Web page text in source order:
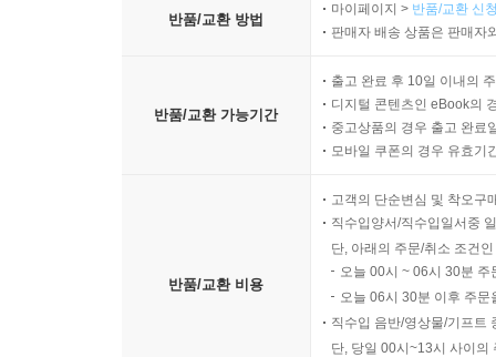
이를 극복하여 심도 깊은 분석을 하기 위함이
2070년과 같이 고령화된 인구구조에서 DB형
규모는 GDP 대비 8.8%에 달할 것으로 추정된
DB형 연금제도에 비해 심화될 수 있는 단점도
이자율은 하락하고 임금률은 상승하여 은퇴연령
따라서 DB형의 재정지원 일부를 DC형 연금
혼합방안도 고려할 수 있다. 혼합방안을 고려할
상황에서는 부과방식 연금이 장기적으로 비효율
반품/교환 방법
마이페이지 > 반품/교환 신
판매자 배송 상품은 판매자
반품/교환 가능기간
출고 완료 후 10일 이내의
디지털 콘텐츠인 eBook의
중고상품의 경우 출고 완료
모바일 쿠폰의 경우 유효기
반품/교환 비용
고객의 단순변심 및 착오구
직수입양서/직수입일서중
단, 아래의 주문/취소 조건
오늘 00시 ~ 06시 30분
오늘 06시 30분 이후 주
직수입 음반/영상물/기프트
단, 당일 00시~13시 사이의